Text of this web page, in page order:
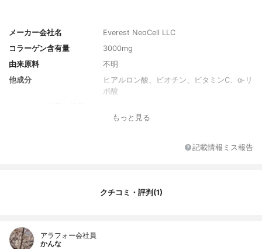
メーカー会社名
Everest NeoCell LLC
コラーゲン含有量
3000mg
由来原料
不明
他成分
ヒアルロン酸、ビオチン、ビタミンC、α-リ
ポ酸
キャプレット
もっと見る
記載情報ミス報告
クチコミ・評判(1)
アラフォー会社員
かんな